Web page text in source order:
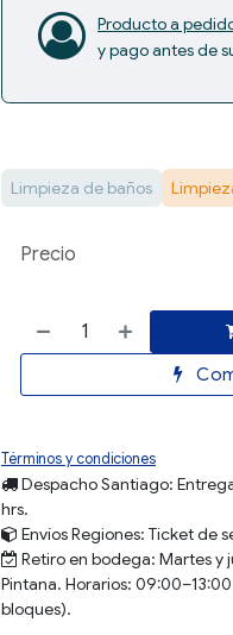
Producto a
y pago antes de
Limpieza de baños
Precio
Términos y condiciones
Despacho Santiago:
hrs.
EnvíosRegiones: Ticket de
Retiro en bodega: Martes y
Pintana. Horarios:
bloques).